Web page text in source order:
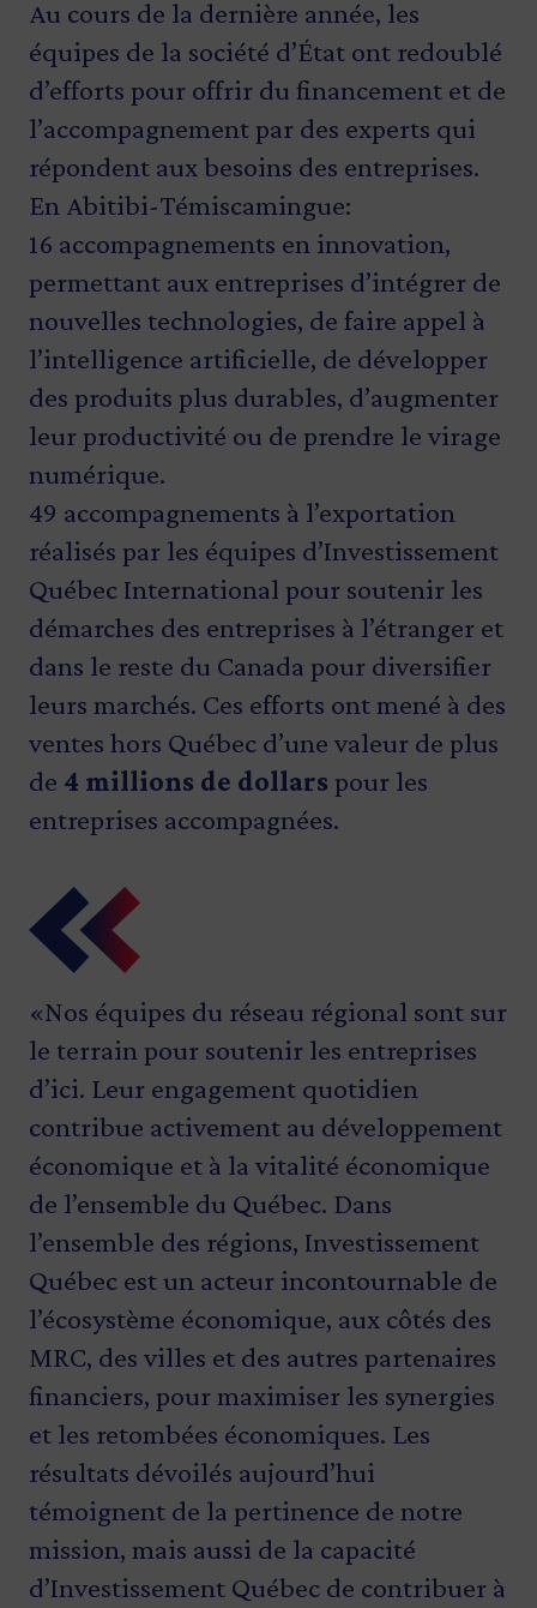
Au cours de la dernière année, les
équipes de la société d’État ont redoublé
d’efforts pour offrir du financement et de
l’accompagnement par des experts qui
répondent aux besoins des entreprises.
En Abitibi-Témiscamingue:
16 accompagnements en innovation,
permettant aux entreprises d’intégrer de
nouvelles technologies, de faire appel à
l’intelligence artificielle, de développer
des produits plus durables, d’augmenter
leur productivité ou de prendre le virage
numérique.
49 accompagnements à l’exportation
réalisés par les équipes d’Investissement
Québec International pour soutenir les
démarches des entreprises à l’étranger et
dans le reste du Canada pour diversifier
leurs marchés. Ces efforts ont mené à des
ventes hors Québec d’une valeur de plus
de 4 millions de dollars pour les
entreprises accompagnées.
«Nos équipes du réseau régional sont sur
le terrain pour soutenir les entreprises
d’ici. Leur engagement quotidien
contribue activement au développement
économique et à la vitalité économique
de l’ensemble du Québec. Dans
l’ensemble des régions, Investissement
Québec est un acteur incontournable de
l’écosystème économique, aux côtés des
MRC, des villes et des autres partenaires
financiers, pour maximiser les synergies
et les retombées économiques. Les
résultats dévoilés aujourd’hui
témoignent de la pertinence de notre
mission, mais aussi de la capacité
d’Investissement Québec de contribuer à